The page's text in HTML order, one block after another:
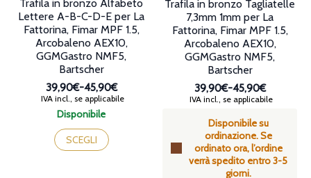
Disponibile
Lettere A-B-C-D-E per La
Fattorina, Fimar MPF 1.5,
Arcobaleno AEX10,
GGMGastro NMF5,
Bartscher
39,90€-45,90€
Fascia
di
da
39,90€
IVA incl., se applicabile
SCEGLI
Questo
prodotto
ha
Disponibile su
ordinazione. Se
ordinato ora, l’ordine
verrà spedito entro 3-5
giorni.
Trafila in bronzo Tagliatelle
7,3mm 1mm per La
Fattorina, Fimar MPF 1.5,
Arcobaleno AEX10,
GGMGastro NMF5,
Bartscher
39,90€-45,90€
Fascia
prezzo:
da
39,90€
a
45,90€
IVA incl., se applicabile